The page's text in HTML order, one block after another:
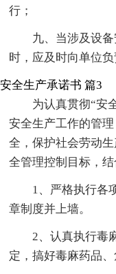
行；
九、当涉及设
时，应及时向单位负
安全生产承诺书 篇3
为认真贯彻“安
安全生产工作的管
全，保护社会劳动
全管理控制目标，
1、严格执行各
章制度并上墙。
2、认真执行毒
定，搞好毒麻药品